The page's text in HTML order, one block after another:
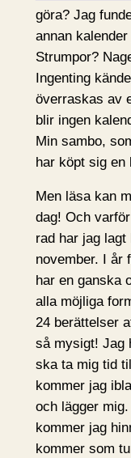
göra? Jag
annan
Strumpor?
Ingenting
överraskas av
blir ingen
Min sambo,
har köpt sig en
Men läsa kan
dag! Och
rad har jag
november. I år
har en ganska
alla möjliga
24 berättelser
så mysigt! Jag
ska ta mig tid
kommer jag
och lägger
kommer jag
kommer som